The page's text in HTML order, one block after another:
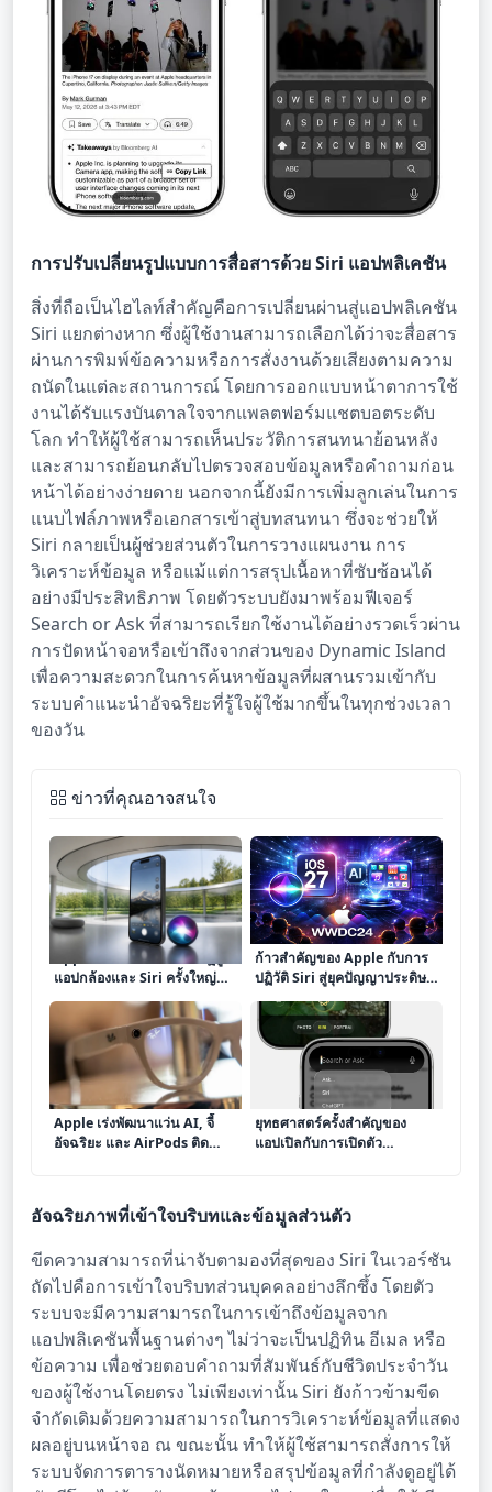
การปรับเปลี่ยนรูปแบบการสื่อสารด้วย Siri แอปพลิเคชัน
สิ่งที่ถือเป็นไฮไลท์สำคัญคือการเปลี่ยนผ่านสู่แอปพลิเคชัน
Siri แยกต่างหาก ซึ่งผู้ใช้งานสามารถเลือกได้ว่าจะสื่อสาร
ผ่านการพิมพ์ข้อความหรือการสั่งงานด้วยเสียงตามความ
ถนัดในแต่ละสถานการณ์ โดยการออกแบบหน้าตาการใช้
งานได้รับแรงบันดาลใจจากแพลตฟอร์มแชตบอตระดับ
โลก ทำให้ผู้ใช้สามารถเห็นประวัติการสนทนาย้อนหลัง
และสามารถย้อนกลับไปตรวจสอบข้อมูลหรือคำถามก่อน
หน้าได้อย่างง่ายดาย นอกจากนี้ยังมีการเพิ่มลูกเล่นในการ
แนบไฟล์ภาพหรือเอกสารเข้าสู่บทสนทนา ซึ่งจะช่วยให้
Siri กลายเป็นผู้ช่วยส่วนตัวในการวางแผนงาน การ
วิเคราะห์ข้อมูล หรือแม้แต่การสรุปเนื้อหาที่ซับซ้อนได้
อย่างมีประสิทธิภาพ โดยตัวระบบยังมาพร้อมฟีเจอร์
Search or Ask ที่สามารถเรียกใช้งานได้อย่างรวดเร็วผ่าน
การปัดหน้าจอหรือเข้าถึงจากส่วนของ Dynamic Island
เพื่อความสะดวกในการค้นหาข้อมูลที่ผสานรวมเข้ากับ
ระบบคำแนะนำอัจฉริยะที่รู้ใจผู้ใช้มากขึ้นในทุกช่วงเวลา
ของวัน
ข่าวที่คุณอาจสนใจ
Apple เตรียมส่ง iOS 27 ปฏิรูป
แอปกล้องและ Siri ครั้งใหญ่
พร้อมปรับโฉมอินเทอร์เฟซใหม่
ในงาน WWDC
ก้าวสำคัญของ Apple กับการ
ปฏิวัติ Siri สู่ยุคปัญญาประดิษฐ์
เต็มรูปแบบใน iOS 27
Apple เร่งพัฒนาแว่น AI, จี้
อัจฉริยะ และ AirPods ติด
ยุทธศาสตร์ครั้งสำคัญของ
แอปเปิลกับการเปิดตัว
อัจฉริยภาพที่เข้าใจบริบทและข้อมูลส่วนตัว
ขีดความสามารถที่น่าจับตามองที่สุดของ Siri ในเวอร์ชัน
ถัดไปคือการเข้าใจบริบทส่วนบุคคลอย่างลึกซึ้ง โดยตัว
ระบบจะมีความสามารถในการเข้าถึงข้อมูลจาก
แอปพลิเคชันพื้นฐานต่างๆ ไม่ว่าจะเป็นปฏิทิน อีเมล หรือ
ข้อความ เพื่อช่วยตอบคำถามที่สัมพันธ์กับชีวิตประจำวัน
ของผู้ใช้งานโดยตรง ไม่เพียงเท่านั้น Siri ยังก้าวข้ามขีด
จำกัดเดิมด้วยความสามารถในการวิเคราะห์ข้อมูลที่แสดง
ผลอยู่บนหน้าจอ ณ ขณะนั้น ทำให้ผู้ใช้สามารถสั่งการให้
ระบบจัดการตารางนัดหมายหรือสรุปข้อมูลที่กำลังดูอยู่ได้